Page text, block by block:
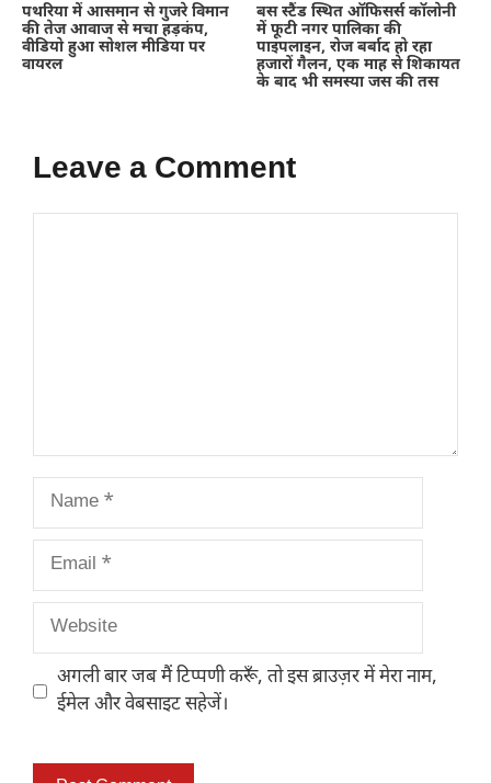
पथरिया में आसमान से गुजरे विमान
की तेज आवाज से मचा हड़कंप,
वीडियो हुआ सोशल मीडिया पर
वायरल
बस स्टैंड स्थित ऑफिसर्स कॉलोनी
में फूटी नगर पालिका की
पाइपलाइन, रोज बर्बाद हो रहा
हजारों गैलन, एक माह से शिकायत
के बाद भी समस्या जस की तस
Leave a Comment
Name
Email
Website
अगली बार जब मैं टिप्पणी करूँ, तो इस ब्राउज़र में मेरा नाम,
ईमेल और वेबसाइट सहेजें।